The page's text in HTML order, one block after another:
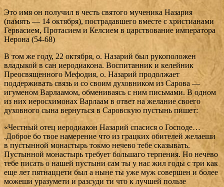
Это имя он получил в честь святого мученика Назария
(память — 14 октября), пострадавшего вместе с христианами
Гервасием, Протасием и Келсием в царствование императора
Нерона (54-68)
В том же году, 22 октября, о. Назарий был рукоположен
владыкой в сан иеродиакона. Воспитанник и келейник
Преосвященного Мефодия, о. Назарий продолжает
поддерживать связь и со своим духовником из Сарова —
игуменом Варлаамом, обмениваясь с ним письмами. В одном
из них иеросхимонах Варлаам в ответ на желание своего
духовного сына вернуться в Саровскую пустынь пишет:
«Честный отец иеродиакон Назарий спасися о Господе…
.Доброе бо твое намерение что из грацких обителей желаеши
в пустынной монастырь токмо нечево тебе ска­зывать.
Пустынной монастырь требует большаго терпе­ния. Но нечево
тебе писать о нашей пустыни сам ты у нас жил годы с три как
еще лет пятнаццети был а ныне ты уже муж совершен и более
можеши уразумети и разсуди ти что к лучшей пользе